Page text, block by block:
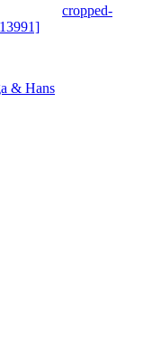
cropped-
& Hans